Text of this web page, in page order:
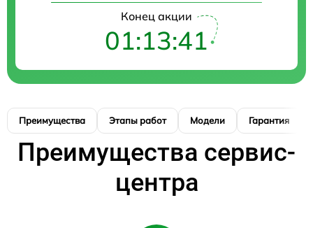
Конец акции
01:13:40
Преимущества Этапы работ Модели Гарантия
Преимущества сервис-
центра